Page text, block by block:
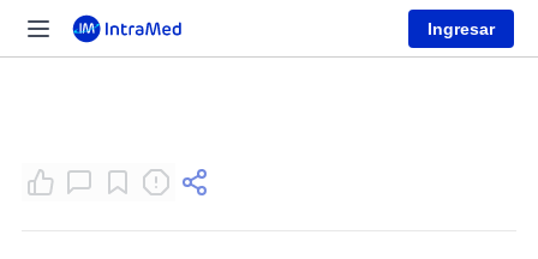
Ingresar